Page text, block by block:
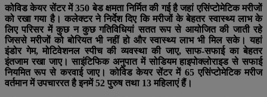
कोविड केयर सेंटर में 350 बेड क्षमता निर्मित की गई है जहां एसिंप्टोमेटिक मरीजों
को रखा गया है। कलेक्टर ने निर्देश दिए कि मरीजों के बेहतर स्वास्थ्य लाभ के
लिए परिसर में कुछ न कुछ गतिविधियां सतत रूप से आयोजित की जाती रहे
जिससे मरीजों को बोरियत भी नहीं हो और स्वास्थ्य लाभ भी मिल सके। यहां
इंडोर गेम, मोटिवेशनल स्पीच की व्यवस्था की जाए, साफ-सफाई का बेहतर
इंतजाम रखा जाए। साइंटिफिक अनुपात में सोडियम हाइपोक्लोराइड से सफाई
नियमित रूप से करवाई जाए। कोविड केयर सेंटर में 65 एसिंप्टोमेटिक मरीज
वर्तमान में उपचाररत है इनमें 52 पुरुष तथा 13 महिलाएं हैं।